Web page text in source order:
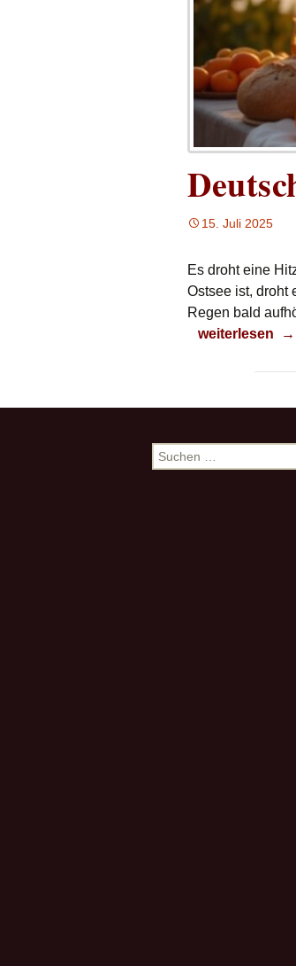
15. Juli 2025
Es droht eine
Ostsee ist, droht
Regen bald
Deutsche
weiterlesen →
Suchen
nach: